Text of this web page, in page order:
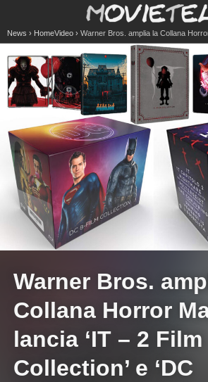
News HomeVideo
Warner Bros. amplia la Collana
Collection’ e ‘DC Collection Box
Warner Bros.
Collana Horror
lancia ‘IT – 2 Film
Collection’ e ‘DC